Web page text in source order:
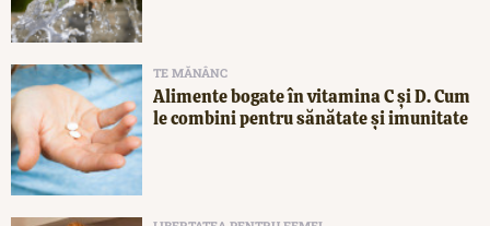
TE MĂNÂNC
Alimente bogate în vitamina C și D. Cum
le combini pentru sănătate și imunitate